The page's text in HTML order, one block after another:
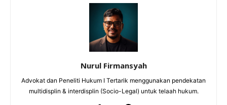
Nurul Firmansyah
Advokat dan Peneliti Hukum I Tertarik menggunakan pendekatan
multidisplin & interdisplin (Socio-Legal) untuk telaah hukum.